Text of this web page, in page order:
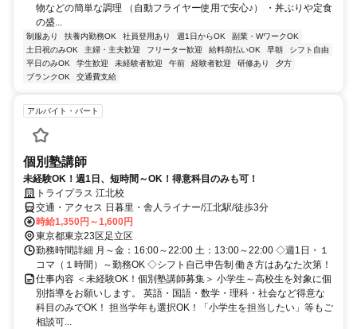
物などの簡単な調理 （自動フライヤー使用で安心♪） ・丼ぶりや定食
の盛...
制服あり 扶養内勤務OK 社員登用あり 週1日からOK
副業・WワークOK
土日祝のみOK
主婦・主夫歓迎 フリーター歓迎 給料前払いOK 早朝
シフト自由
平日のみOK
学生歓迎 未経験者歓迎 午前 経験者歓迎 研修あり
夕方
ブランクOK
交通費支給
アルバイト・パート
個別塾講師
未経験OK！週1日、短時間～OK！得意科目のみも可！
トライプラス 江北校
交通・アクセス 日暮里・舎人ライナー/江北駅/徒歩3分
時給1,350円～1,600円
東京都東京23区足立区
勤務時間詳細 月～金：16:00～22:00 土：13:00～22:00 ◇週1日・１
コマ（１時間）～勤務OK ◇シフト自己申告制 働き方はあなた次第！
仕事内容 ＜未経験OK！個別塾講師募集＞ 小学生～高校生を対象に個
別指導をお願いします。 英語・国語・数学・理科・社会など得意な
科目のみでOK！ 担当学年も選択OK！「小学生を担当したい」等もご
相談可...